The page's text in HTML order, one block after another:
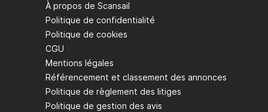
À propos de Scansail
Politique de confidentialité
Politique de cookies
CGU
Mentions légales
Référencement et classement des annonces
Politique de règlement des litiges
Politique de gestion des avis